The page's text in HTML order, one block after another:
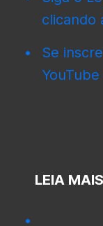
clicando
Se
LEIA